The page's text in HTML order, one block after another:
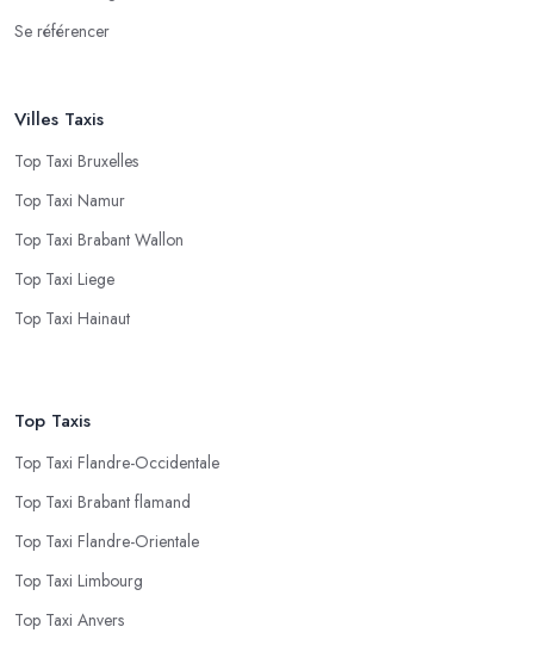
Se référencer
Villes Taxis
Top Taxi Bruxelles
Top Taxi Namur
Top Taxi Brabant Wallon
Top Taxi Liege
Top Taxi Hainaut
Top Taxis
Top Taxi Flandre-Occidentale
Top Taxi Brabant flamand
Top Taxi Flandre-Orientale
Top Taxi Limbourg
Top Taxi Anvers